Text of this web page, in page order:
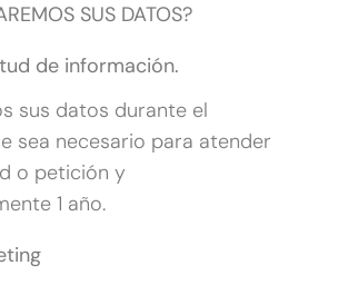
SUS DATOS?
de información.
sus datos durante el
sea necesario para atender
o petición y
1 año.